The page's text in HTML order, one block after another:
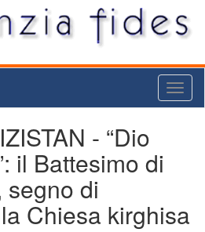
- “Dio
il Battesimo di
segno di
Chiesa kirghisa